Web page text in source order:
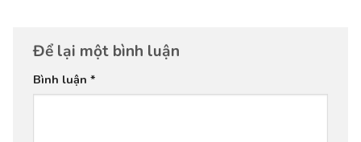
Để lại một bình luận
Bình luận *